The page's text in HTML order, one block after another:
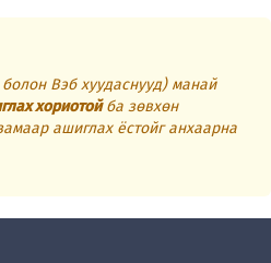
Вэб хуудаснууд) манай
хориотойба зөвхөн
ашиглах ёстойг анхаарна